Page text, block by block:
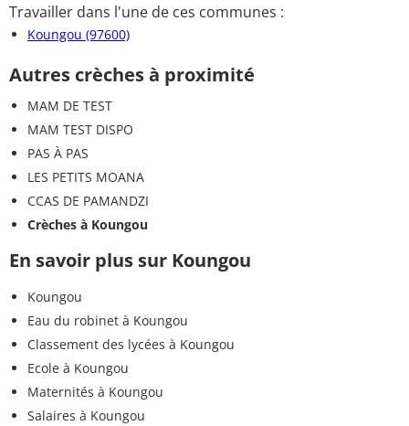
Travailler dans l'une de ces communes :
Koungou (97600)
Autres crèches à proximité
MAM DE TEST
MAM TEST DISPO
PAS À PAS
LES PETITS MOANA
CCAS DE PAMANDZI
Crèches à Koungou
En savoir plus sur Koungou
Koungou
Eau du robinet à Koungou
Classement des lycées à Koungou
Ecole à Koungou
Maternités à Koungou
Salaires à Koungou